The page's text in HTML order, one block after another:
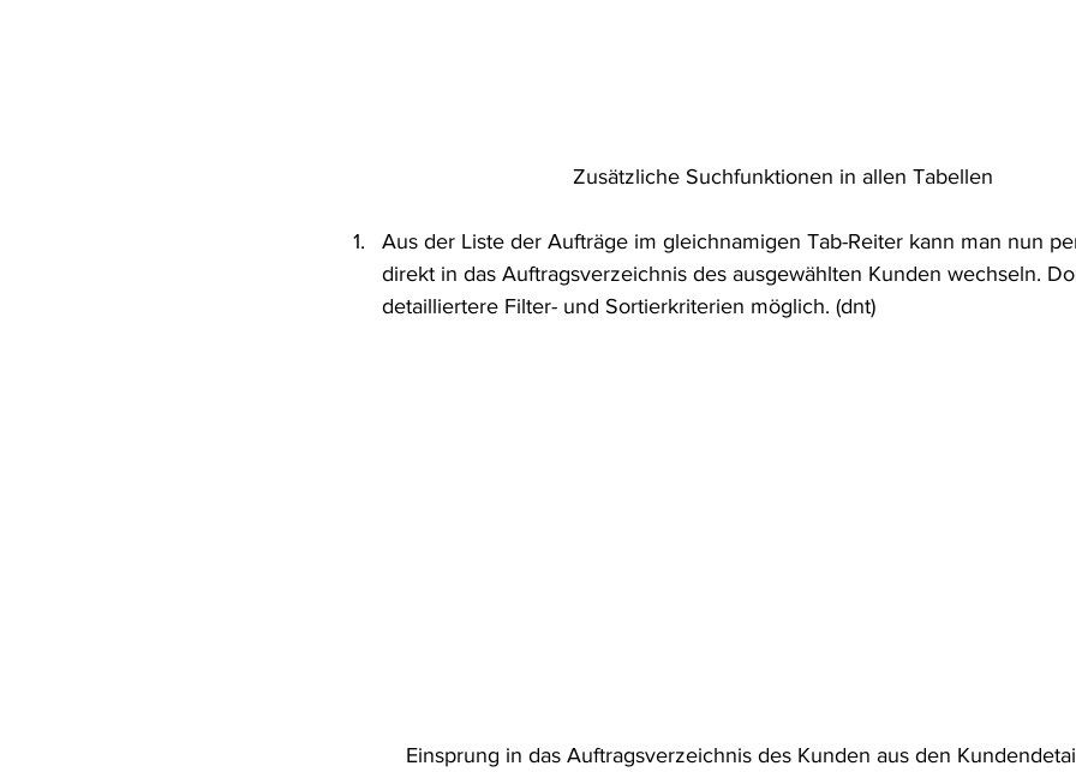
Zusätzliche Suchfunktionen in allen Tabellen
Aus der Liste der Aufträge im gleichnamigen Tab-Reiter kann man nun
direkt in das Auftragsverzeichnis des ausgewählten Kunden wechseln.
detailliertere Filter- und Sortierkriterien möglich. (dnt)
Einsprung in das Auftragsverzeichnis des Kunden aus den